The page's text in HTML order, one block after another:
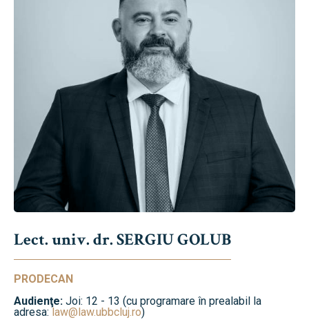
Lect. univ. dr. SERGIU GOLUB
PRODECAN
Audienţe: Joi: 12 - 13 (cu programare în prealabil la
adresa:law@law.ubbcluj.ro)